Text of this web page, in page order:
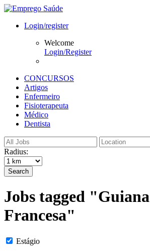
Login/register
Welcome
Login/Register
CONCURSOS
Artigos
Enfermeiro
Fisioterapeuta
Médico
Dentista
Radius:
Search
Jobs tagged "Guiana
Francesa"
Estágio